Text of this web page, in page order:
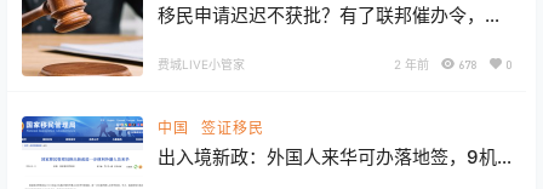
移民申请迟迟不获批？有了联邦催办令，无
费城LIVE小管家 2 年前 678 0
中国 签证移民
出入境新政：外国人来华可办落地签，9机